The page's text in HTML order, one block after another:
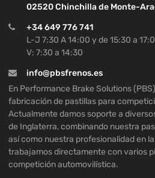
02520 Chinchilla de Monte-
+34 649 776 741
L-J 7:30 A 14:00 y de 15:30 a
V: 7:30 a 14:30
info@pbsfrenos.es
En Performance Brake Solutions
fabricación de pastillas para
Actualmente damos soporte a
de Inglaterra, combinando nuestra
así como nuestra profesionalidad en
trabajamos directamente con varios
competición automovilística.